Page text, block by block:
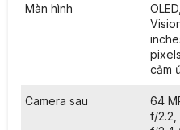
số sản phẩm chip cao cấp
Màn hình
cảm
Camera sau
64
f/2.2,